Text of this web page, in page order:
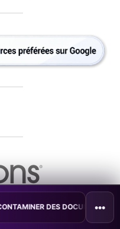
• TAÏWAN TESTE UNE•••